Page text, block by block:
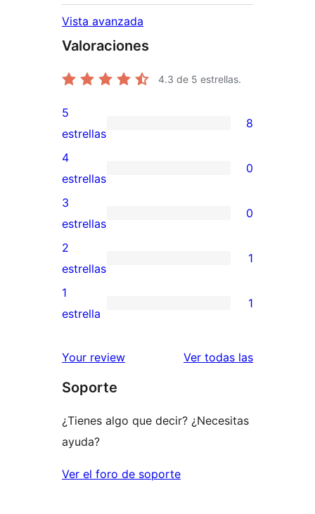
Vista avanzada
Valoraciones
4.3 de 5 estrellas.
8
valoraciones
de
5
estrellas
5
estrellas
8
0
valoraciones
de
4
estrellas
4
estrellas
0
0
valoraciones
de
3
estrellas
3
estrellas
0
1
valoración
de
estrellas
2
estrellas
1
1
de
estrellas
1
estrella
1
Your review Ver todas las
Soporte
¿Tienes algo que decir? ¿Necesitas
ayuda?
Ver el foro de soporte